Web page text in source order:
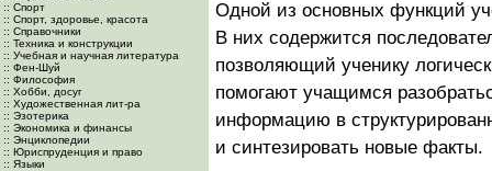
:: Спорт
:: Спорт, здоровье, красота
:: Справочники
:: Техника и конструкции
:: Учебная и научная литература
:: Фен-Шуй
:: Философия
:: Хобби, досуг
:: Художественная лит-ра
:: Эзотерика
:: Экономика и финансы
:: Энциклопедии
:: Юриспруденция и право
:: Языки
Одной из основных функций
В них содержится
позволяющий ученику
помогают учащимся
информацию в
и синтезировать новые факты.